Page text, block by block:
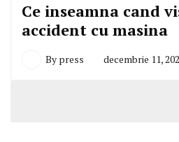
Ce inseamna cand
accident cu masina
By press decembrie 11,